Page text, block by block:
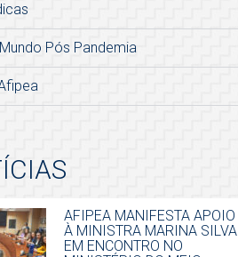
Pós Pandemia
AFIPEA MANIFESTA APOIO
À MINISTRA MARINA SILVA
EM ENCONTRO NO